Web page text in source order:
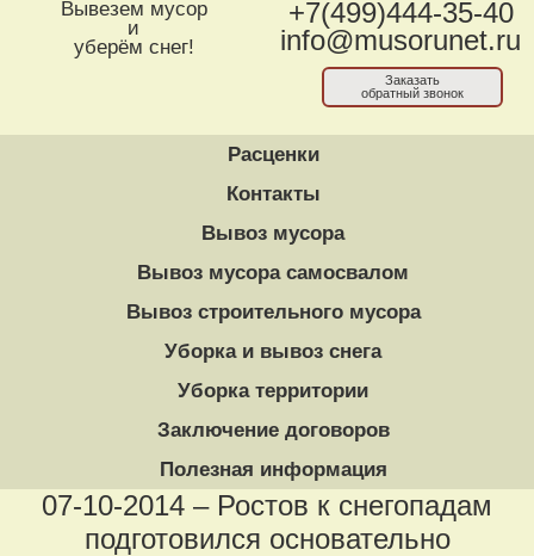
Вывезем мусор
и
уберём снег!
+7(499)444-35-40
info@musorunet.ru
Заказать
обратный звонок
Расценки
Контакты
Вывоз мусора
Вывоз мусора самосвалом
Вывоз строительного мусора
Уборка и вывоз снега
Уборка территории
Заключение договоров
Полезная информация
07-10-2014 – Ростов к снегопадам
подготовился основательно